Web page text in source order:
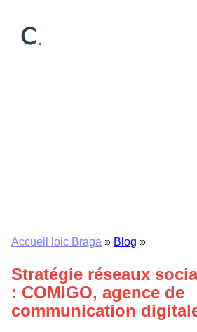
content
Accueil loic Braga » Blog »
Stratégie réseaux
: COMIGO, agence de
communication